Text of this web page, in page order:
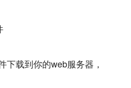
下载到你的web服务器，